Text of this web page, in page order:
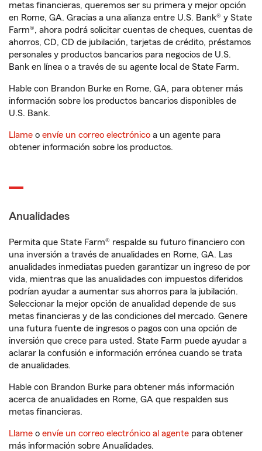
metas financieras, queremos ser su primera y mejor opción
en Rome, GA. Gracias a una alianza entre U.S. Bank® y State
Farm®, ahora podrá solicitar cuentas de cheques, cuentas de
ahorros, CD, CD de jubilación, tarjetas de crédito, préstamos
personales y productos bancarios para negocios de U.S.
Bank en línea o a través de su agente local de State Farm.
Hable con Brandon Burke en Rome, GA, para obtener más
información sobre los productos bancarios disponibles de
U.S. Bank.
Llame o envíe un correo electrónico a un agente para
obtener información sobre los productos.
Anualidades
Permita que State Farm® respalde su futuro financiero con
una inversión a través de anualidades en Rome, GA. Las
anualidades inmediatas pueden garantizar un ingreso de por
vida, mientras que las anualidades con impuestos diferidos
podrían ayudar a aumentar sus ahorros para la jubilación.
Seleccionar la mejor opción de anualidad depende de sus
metas financieras y de las condiciones del mercado. Genere
una futura fuente de ingresos o pagos con una opción de
inversión que crece para usted. State Farm puede ayudar a
aclarar la confusión e información errónea cuando se trata
de anualidades.
Hable con Brandon Burke para obtener más información
acerca de anualidades en Rome, GA que respalden sus
metas financieras.
Llame o envíe un correo electrónico al agente para obtener
más información sobre Anualidades.